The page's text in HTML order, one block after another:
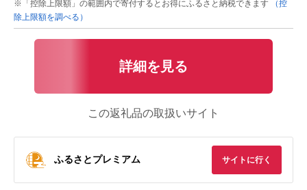
※「控除上限額」の範囲内で寄付するとお得にふるさと納税できます
（控
除上限額を調べる）
詳細を見る
この返礼品の取扱いサイト
ふるさとプレミアム サイトに行く